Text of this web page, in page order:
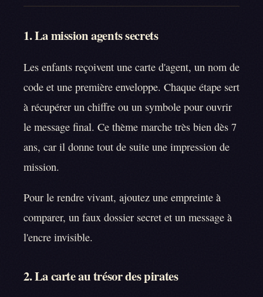
1. La mission agents secrets
Les enfants reçoivent une carte d'agent, un nom de
code et une première enveloppe. Chaque étape sert
à récupérer un chiffre ou un symbole pour ouvrir
le message final. Ce thème marche très bien dès 7
ans, car il donne tout de suite une impression de
mission.
Pour le rendre vivant, ajoutez une empreinte à
comparer, un faux dossier secret et un message à
l'encre invisible.
2. La carte au trésor des pirates